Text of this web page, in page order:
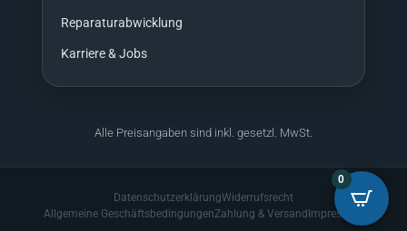
Reparaturabwicklung
Karriere & Jobs
Alle Preisangaben sind inkl. gesetzl. MwSt.
DatenschutzerklärungWiderrufsrecht
Allgemeine GeschäftsbedingungenZahlung & Versand Impressum
0